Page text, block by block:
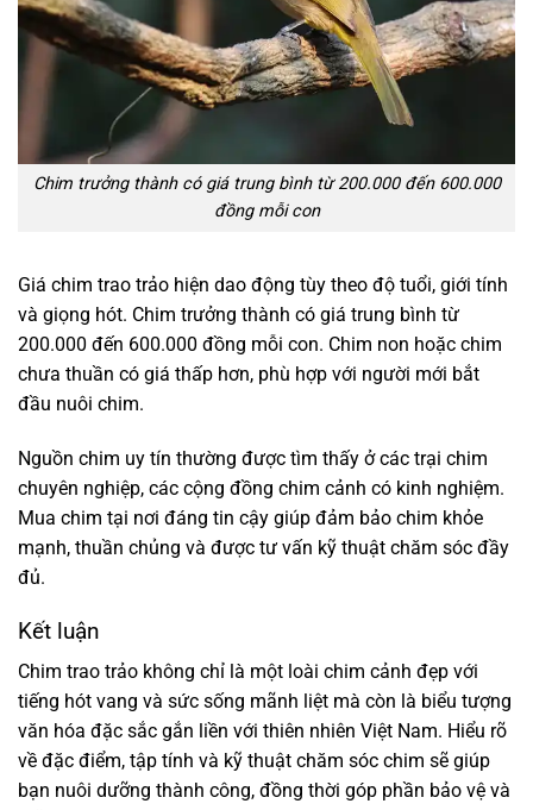
Chim trưởng thành có giá trung bình từ 200.000 đến 600.000
đồng mỗi con
Giá chim trao trảo hiện dao động tùy theo độ tuổi, giới tính
và giọng hót. Chim trưởng thành có giá trung bình từ
200.000 đến 600.000 đồng mỗi con. Chim non hoặc chim
chưa thuần có giá thấp hơn, phù hợp với người mới bắt
đầu nuôi chim.
Nguồn chim uy tín thường được tìm thấy ở các trại chim
chuyên nghiệp, các cộng đồng chim cảnh có kinh nghiệm.
Mua chim tại nơi đáng tin cậy giúp đảm bảo chim khỏe
mạnh, thuần chủng và được tư vấn kỹ thuật chăm sóc đầy
đủ.
Kết luận
Chim trao trảo không chỉ là một loài chim cảnh đẹp với
tiếng hót vang và sức sống mãnh liệt mà còn là biểu tượng
văn hóa đặc sắc gắn liền với thiên nhiên Việt Nam. Hiểu rõ
về đặc điểm, tập tính và kỹ thuật chăm sóc chim sẽ giúp
bạn nuôi dưỡng thành công, đồng thời góp phần bảo vệ và